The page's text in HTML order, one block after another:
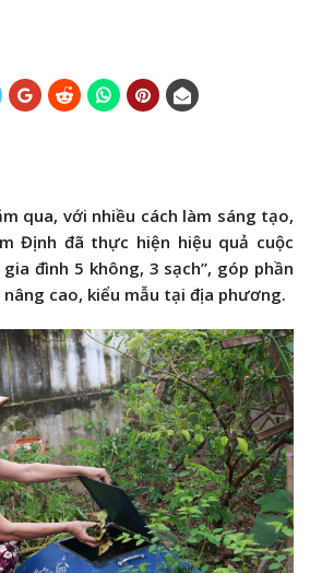
qua, với nhiều cách làm sáng tạo,
Định đã thực hiện hiệu quả cuộc
đình 5 không, 3 sạch”, góp phần
cao, kiểu mẫu tại địa phương.